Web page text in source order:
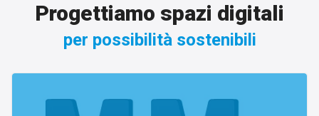
Progettiamo spazi digitali
per possibilità sostenibili